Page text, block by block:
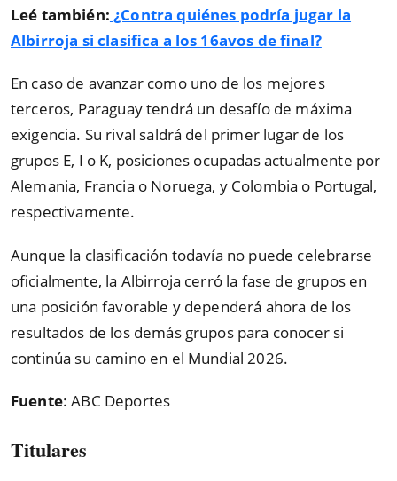
Leé también: ¿Contra quiénes podría jugar la
Albirroja si clasifica a los 16avos de final?
En caso de avanzar como uno de los mejores
terceros, Paraguay tendrá un desafío de máxima
exigencia. Su rival saldrá del primer lugar de los
grupos E, I o K, posiciones ocupadas actualmente por
Alemania, Francia o Noruega, y Colombia o Portugal,
respectivamente.
Aunque la clasificación todavía no puede celebrarse
oficialmente, la Albirroja cerró la fase de grupos en
una posición favorable y dependerá ahora de los
resultados de los demás grupos para conocer si
continúa su camino en el Mundial 2026.
Fuente: ABC Deportes
Titulares